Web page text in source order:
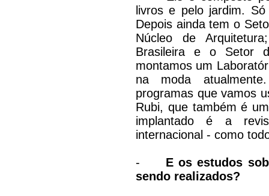
livros e pelo jardim.
Depois ainda tem o
Núcleo de
Brasileira e o Setor
montamos um
na moda
programas que vamos
Rubi, que também é
implantado é a
internacional - como
-
E os estudos
sendo realizados?